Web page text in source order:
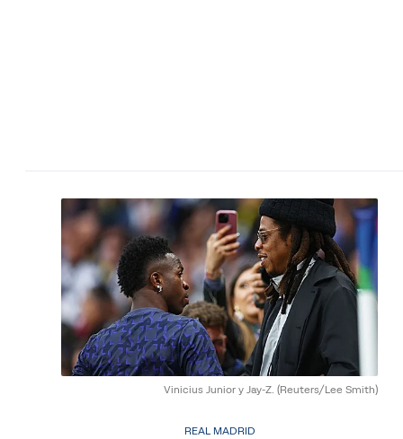
Vinicius Junior y Jay-Z. (Reuters/Lee Smith)
REAL MADRID